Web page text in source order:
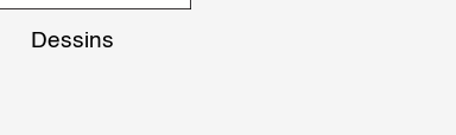
Dessins